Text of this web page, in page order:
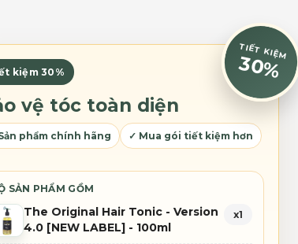
được
chọn
trên
phẩm
TIẾT KIỆM
30%
kiệm 30%
vệ tóc toàn diện
phẩm chính hãng ✓ Mua gói tiết kiệm hơn
SẢN PHẨM GỒM
The Original Hair Tonic - Version
4.0 [NEW LABEL] - 100ml
x1